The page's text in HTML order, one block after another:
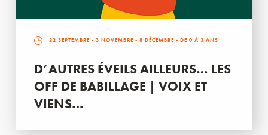
22 SEPTEMBRE - 3 NOVEMBRE - 8 DÉCEMBRE - DE 0 À 3 ANS
D’AUTRES ÉVEILS AILLEURS… LES
OFF DE BABILLAGE | VOIX ET
VIENS…